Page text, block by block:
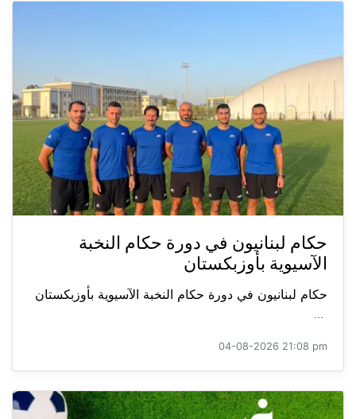
حكام لبنانيون في دورة حكام النخبة
الآسيوية بأوزبكستان
حكام لبنانيون في دورة حكام النخبة الآسيوية بأوزبكستان
...
04-08-2026 21:08 pm